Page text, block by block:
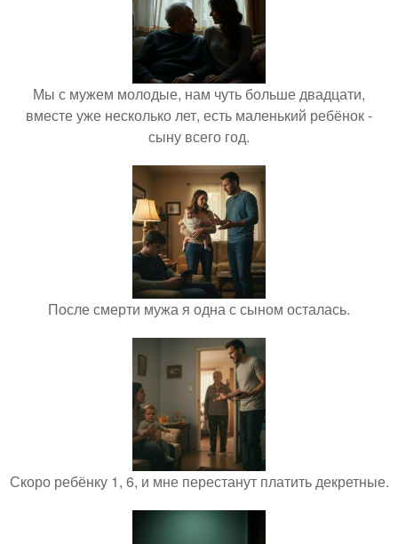
Мы с мужем молодые, нам чуть больше двадцати,
вместе уже несколько лет, есть маленький ребёнок -
сыну всего год.
После смерти мужа я одна с сыном осталась.
Скоро ребёнку 1, 6, и мне перестанут платить декретные.